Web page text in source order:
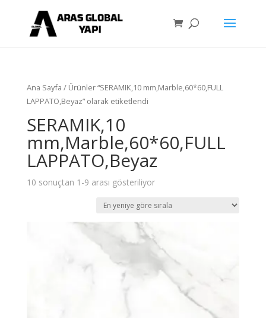
Ana Sayfa / Ürünler “SERAMIK,10 mm,Marble,60*60,FULL
LAPPATO,Beyaz” olarak etiketlendi
SERAMIK,10
mm,Marble,60*60,FULL
LAPPATO,Beyaz
10 sonuçtan 1-9 arası gösteriliyor